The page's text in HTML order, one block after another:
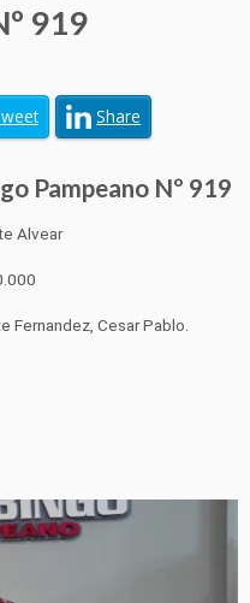
919
Share
Pampeano Nº 919
Alvear
Cesar Pablo.